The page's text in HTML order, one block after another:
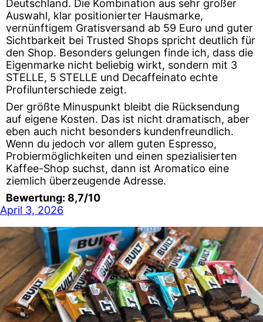
Deutschland. Die Kombination aus sehr großer
Auswahl, klar positionierter Hausmarke,
vernünftigem Gratisversand ab 59 Euro und guter
Sichtbarkeit bei Trusted Shops spricht deutlich für
den Shop. Besonders gelungen finde ich, dass die
Eigenmarke nicht beliebig wirkt, sondern mit 3
STELLE, 5 STELLE und Decaffeinato echte
Profilunterschiede zeigt.
Der größte Minuspunkt bleibt die Rücksendung
auf eigene Kosten. Das ist nicht dramatisch, aber
eben auch nicht besonders kundenfreundlich.
Wenn du jedoch vor allem guten Espresso,
Probiermöglichkeiten und einen spezialisierten
Kaffee-Shop suchst, dann ist Aromatico eine
ziemlich überzeugende Adresse.
Bewertung: 8,7/10
April 3, 2026